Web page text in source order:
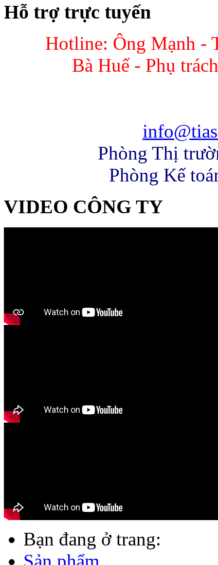
Hỗ trợ trực tuyến
Hotline: Ông Mạnh -
Bà Huế - Phụ
Phòng Thị
Phòng Kế
VIDEO CÔNG TY
Bạn đang ở trang:
Sản phẩm